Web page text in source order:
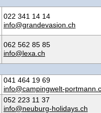
022 341 14 14
info@grandevasion.ch
062 562 85 85
info@lexa.ch
041 464 19 69
info@campingwelt-
052 223 11 37
info@neuburg-holidays.ch